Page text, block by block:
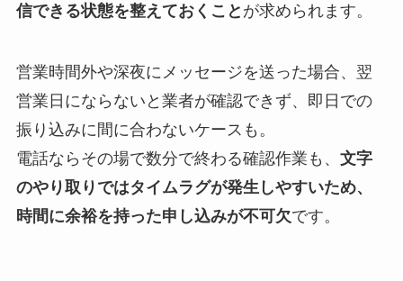
信できる状態を整えておくこと が求められます。
営業時間外や深夜にメッセージを送った場合、翌
営業日にならないと業者が確認できず、即日での
振り込みに間に合わないケースも。
電話ならその場で数分で終わる確認作業も、 文字
のやり取りではタイムラグが発生しやすいため、
時間に余裕を持った申し込みが不可欠です。